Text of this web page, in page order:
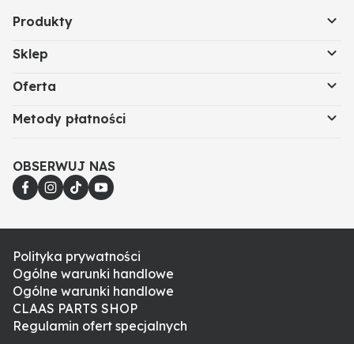
Produkty
Sklep
Oferta
Metody płatności
OBSERWUJ NAS
Polityka prywatności
Ogólne warunki handlowe
Ogólne warunki handlowe
CLAAS PARTS SHOP
Regulamin ofert specjalnych